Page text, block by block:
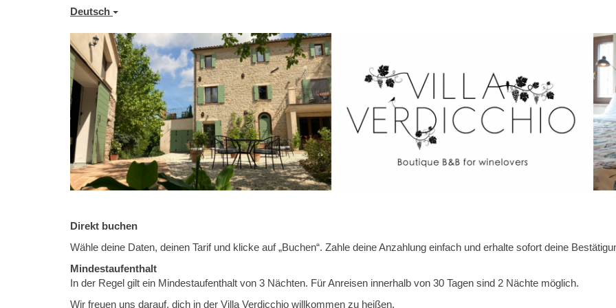
Deutsch
Direkt buchen
Wähle deine Daten, deinen Tarif und klicke auf „Buchen“. Zahle deine Anzahlung einfach und erhalte sofort deine
Mindestaufenthalt
In der Regel gilt ein Mindestaufenthalt von 3 Nächten. Für Anreisen innerhalb von 30 Tagen sind 2 Nächte möglich.
Wir freuen uns darauf, dich in der Villa Verdicchio willkommen zu heißen.